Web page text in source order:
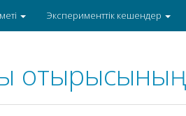
Эксперименттік кешендер